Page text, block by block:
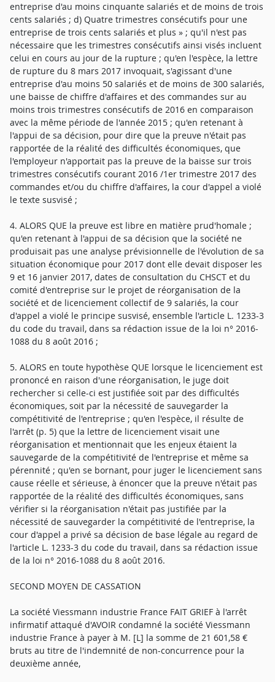
entreprise d'au moins cinquante salariés et de moins de trois
cents salariés ; d) Quatre trimestres consécutifs pour une
entreprise de trois cents salariés et plus » ; qu'il n'est pas
nécessaire que les trimestres consécutifs ainsi visés incluent
celui en cours au jour de la rupture ; qu'en l'espèce, la lettre
de rupture du 8 mars 2017 invoquait, s'agissant d'une
entreprise d'au moins 50 salariés et de moins de 300 salariés,
une baisse de chiffre d'affaires et des commandes sur au
moins trois trimestres consécutifs de 2016 en comparaison
avec la même période de l'année 2015 ; qu'en retenant à
l'appui de sa décision, pour dire que la preuve n'était pas
rapportée de la réalité des difficultés économiques, que
l'employeur n'apportait pas la preuve de la baisse sur trois
trimestres consécutifs courant 2016 /1er trimestre 2017 des
commandes et/ou du chiffre d'affaires, la cour d'appel a violé
le texte susvisé ;
4. ALORS QUE la preuve est libre en matière prud'homale ;
qu'en retenant à l'appui de sa décision que la société ne
produisait pas une analyse prévisionnelle de l'évolution de sa
situation économique pour 2017 dont elle devait disposer les
9 et 16 janvier 2017, dates de consultation du CHSCT et du
comité d'entreprise sur le projet de réorganisation de la
société et de licenciement collectif de 9 salariés, la cour
d'appel a violé le principe susvisé, ensemble l'article L. 1233-3
du code du travail, dans sa rédaction issue de la loi n° 2016-
1088 du 8 août 2016 ;
5. ALORS en toute hypothèse QUE lorsque le licenciement est
prononcé en raison d'une réorganisation, le juge doit
rechercher si celle-ci est justifiée soit par des difficultés
économiques, soit par la nécessité de sauvegarder la
compétitivité de l'entreprise ; qu'en l'espèce, il résulte de
l'arrêt (p. 5) que la lettre de licenciement visait une
réorganisation et mentionnait que les enjeux étaient la
sauvegarde de la compétitivité de l'entreprise et même sa
pérennité ; qu'en se bornant, pour juger le licenciement sans
cause réelle et sérieuse, à énoncer que la preuve n'était pas
rapportée de la réalité des difficultés économiques, sans
vérifier si la réorganisation n'était pas justifiée par la
nécessité de sauvegarder la compétitivité de l'entreprise, la
cour d'appel a privé sa décision de base légale au regard de
l'article L. 1233-3 du code du travail, dans sa rédaction issue
de la loi n° 2016-1088 du 8 août 2016.
SECOND MOYEN DE CASSATION
La société Viessmann industrie France FAIT GRIEF à l'arrêt
infirmatif attaqué d'AVOIR condamné la société Viessmann
industrie France à payer à M. [L] la somme de 21 601,58 €
bruts au titre de l'indemnité de non-concurrence pour la
deuxième année,